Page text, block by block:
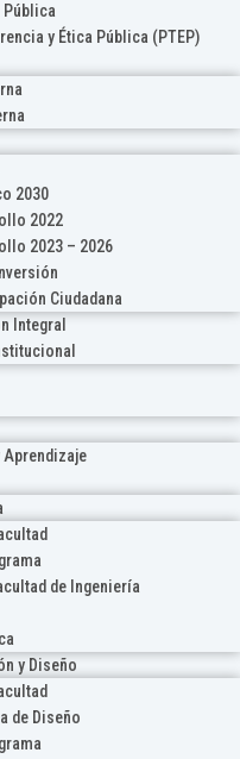
Pública
y Ética Pública (PTEP)
2030
2022
2023 – 2026
Ciudadana
Integral
Aprendizaje
de Ingeniería
y Diseño
de Diseño